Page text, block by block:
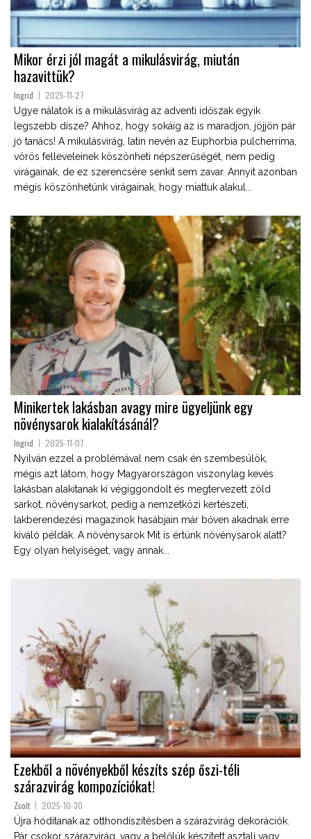
Mikor érzi jól magát a mikulásvirág, miután
hazavittük?
Ingrid 2025-11-27
Ugye nálatok is a mikulásvirág az adventi időszak egyik
legszebb dísze? Ahhoz, hogy sokáig az is maradjon, jöjjön pár
jó tanács! A mikulásvirág, latin nevén az Euphorbia pulcherrima,
vörös felleveleinek köszönheti népszerűségét, nem pedig
virágainak, de ez szerencsére senkit sem zavar. Annyit azonban
mégis köszönhetünk virágainak, hogy miattuk alakul...
Minikertek lakásban avagy mire ügyeljünk egy
növénysarok kialakításánál?
Ingrid 2025-11-07
Nyilván ezzel a problémával nem csak én szembesülök,
mégis azt látom, hogy Magyarországon viszonylag kevés
lakásban alakítanak ki végiggondolt és megtervezett zöld
sarkot, növénysarkot, pedig a nemzetközi kertészeti,
lakberendezési magazinok hasábjain már bőven akadnak erre
kiváló példák. A növénysarok Mit is értünk növénysarok alatt?
Egy olyan helyiséget, vagy annak...
Ezekből a növényekből készíts szép őszi-téli
szárazvirág kompozíciókat!
Zsolt 2025-10-30
Újra hódítanak az otthondíszítésben a szárazvirág dekorációk.
Pár csokor szárazvirág, vagy a belőlük készített asztali vagy